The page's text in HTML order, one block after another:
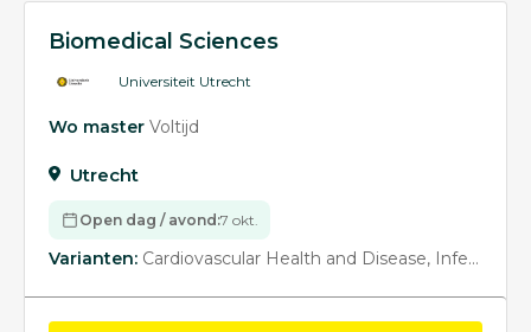
Biomedical Sciences
Universiteit Utrecht
Wo master Voltijd
Utrecht
Open dag / avond:7 okt.
Varianten: Cardiovascular Health and Disease Infection and Immunity